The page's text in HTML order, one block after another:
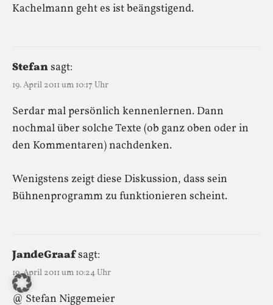
Kachelmann geht es ist beängstigend.
Stefansagt:
19. April 2011 um 10:17 Uhr
Serdar mal persönlich kennenlernen. Dann
nochmal über solche Texte (ob ganz oben oder in
den Kommentaren) nachdenken.
Wenigstens zeigt diese Diskussion, dass sein
Bühnenprogramm zu funktionieren scheint.
JandeGraafsagt:
19. April 2011 um 10:24 Uhr
@ Stefan Niggemeier